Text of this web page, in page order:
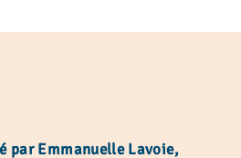
par Emmanuelle Lavoie,